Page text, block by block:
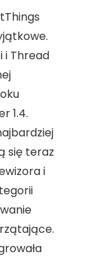
i Thread
1.4.
się teraz
i